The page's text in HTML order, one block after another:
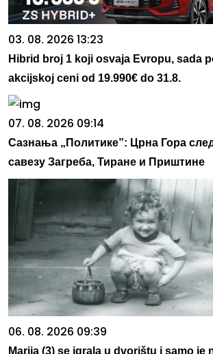
03. 08. 2026 13:23
Hibrid broj 1 koji osvaja Evropu, sada
akcijskoj ceni od 19.990€ do 31.8.
07. 08. 2026 09:14
Сазнања „Политике”: Црна Гора
савезу Загреба, Тиране и Приштине
06. 08. 2026 09:39
Marija (3) se igrala u dvorištu i samo je